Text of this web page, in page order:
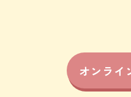
オンライ